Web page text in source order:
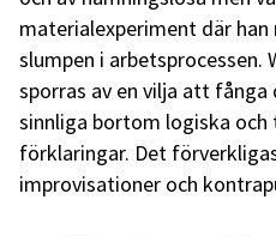
materialexperiment där
slumpen i arbetsprocessen.
sporras av en vilja att
sinnliga bortom logiska
förklaringar. Det
improvisationer och